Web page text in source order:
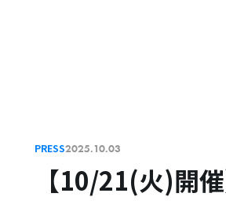
PRESS2025.10.03
【10/21(火)開